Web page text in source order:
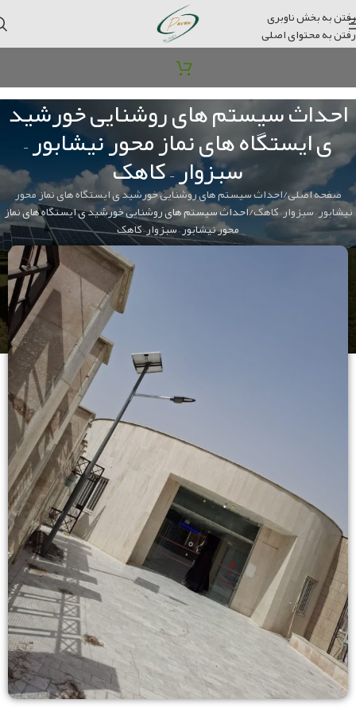
رفتن به بخش ناوبری
رفتن به محتوای اصلی
احداث سیستم های روشنایی خورشید
ی ایستگاه های نماز محور نیشابور –
سبزوار – کاهک صفحه اصلی احداث سیستم های روشنایی خورشید ی ایستگاه های نماز محور
نیشابور – سبزوار – کاهک احداث سیستم های روشنایی خورشید ی ایستگاه های نماز
محور نیشابور – سبزوار – کاهک